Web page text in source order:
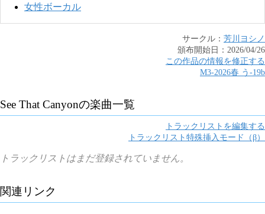
女性ボーカル
サークル： 芳川ヨシノ
頒布開始日： 2026/04/26
この作品の情報を修正する
M3-2026春 う-19b
See That Canyonの楽曲一覧
トラックリストを編集する
トラックリスト特殊挿入モード（β）
トラックリストはまだ登録されていません。
関連リンク